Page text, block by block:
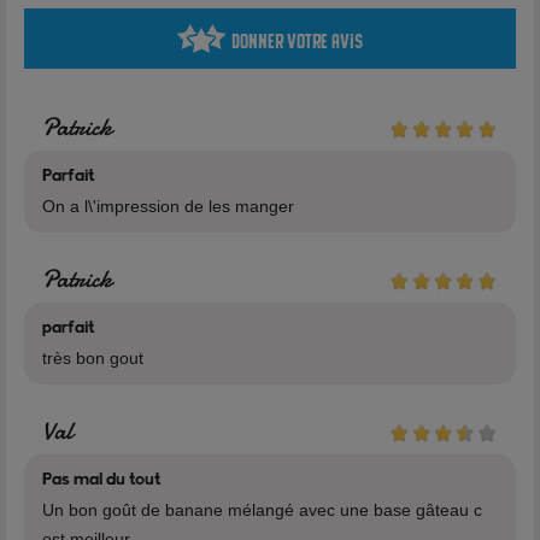
Caractéristiques
flacon : 10ml / 30ml / 60ml / 120ml / 200ml / 500ml
Fabrication : France
50% Propylène Glycol
50% Glycérine Végétale
La qualité et la sécurité de produits 100% français
Le Mixologue ne laisse rien au hasard. Nos amis belges ont
Donner votre avis
Patrick
Parfait
On a l\'impression de les manger
Patrick
parfait
très bon gout
Val
Pas mal du tout
Un bon goût de banane mélangé avec une base gâteau c